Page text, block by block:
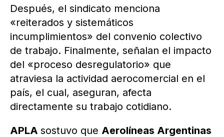
Después, el sindicato menciona
«reiterados y sistemáticos
incumplimientos» del convenio colectivo
de trabajo. Finalmente, señalan el impacto
del «proceso desregulatorio» que
atraviesa la actividad aerocomercial en el
país, el cual, aseguran, afecta
directamente su trabajo cotidiano.
APLA sostuvo que Aerolíneas Argentinas